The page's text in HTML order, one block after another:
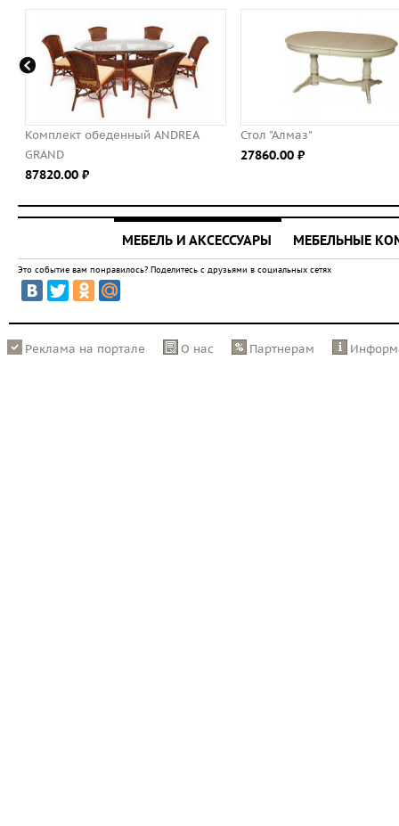
ANDREA Стол "Алмаз"
МЕБЕЛЬ И АКСЕССУАРЫ МЕБЕЛЬНЫЕ
Это событие вам понравилось? Поделитесь с друзьями в социальных сетях
Реклама на портале О нас Партнерам